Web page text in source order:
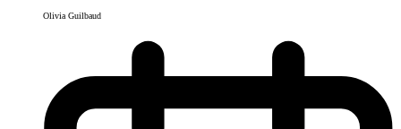
Olivia Guilbaud